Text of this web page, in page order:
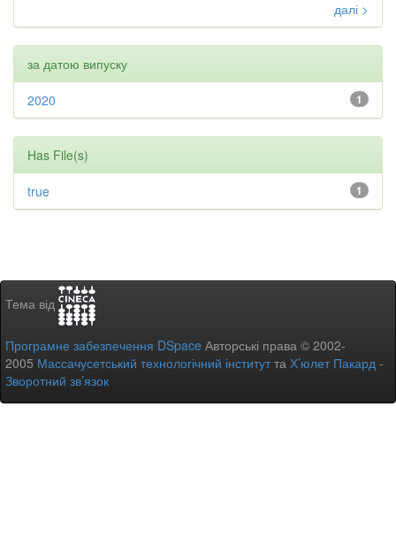
далі >
за датою випуску
1
2020
Has File(s)
1
true
Тема від
Програмне забезпечення DSpace Авторські права © 2002-
2005 Массачусетський технологічний інститутта Х’юлет Пакард -
Зворотний зв’язок